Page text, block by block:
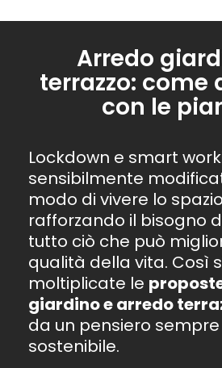
Arredo
terrazzo: come
con le
Lockdown e smart
sensibilmente
modo di vivere lo
rafforzando il bisogno
tutto ciò che può
qualità della vita. Così
moltiplicate le
giardino e arredo
da un pensiero sempre
sostenibile.